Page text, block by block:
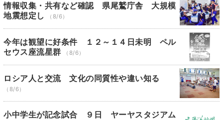
情報収集・共有など確認 県尾鷲庁舎 大規模
地震想定し
（8/6）
今年は観望に好条件 １２～１４日未明 ペル
セウス座流星群
（8/6）
ロシア人と交流 文化の同質性や違い知る
（8/6）
小中学生が記念試合 ９日 ヤーヤスタジアム